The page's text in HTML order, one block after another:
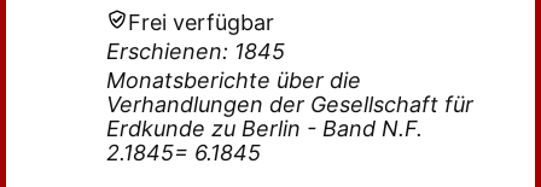
Frei verfügbar
Erschienen: 1845
Monatsberichte über die
Verhandlungen der Gesellschaft für
Erdkunde zu Berlin - Band N.F.
2.1845= 6.1845